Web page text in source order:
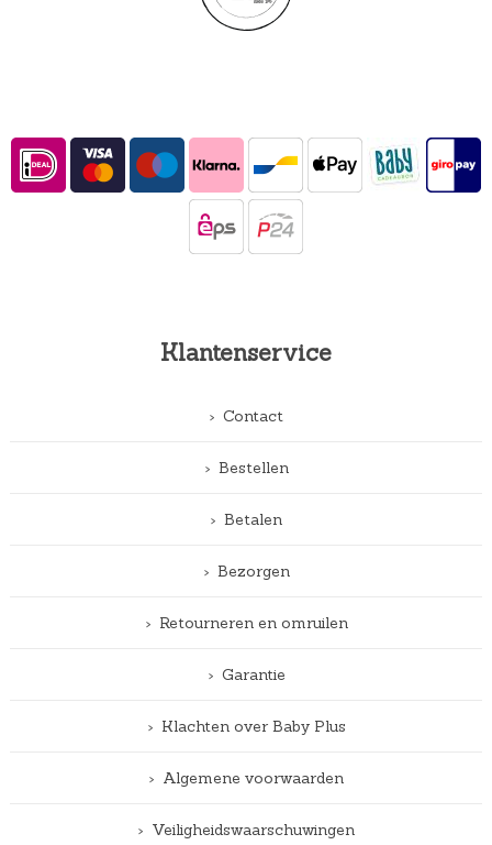
Klantenservice
Contact
Bestellen
Betalen
Bezorgen
Retourneren en omruilen
Garantie
Klachten over Baby Plus
Algemene voorwaarden
Veiligheidswaarschuwingen